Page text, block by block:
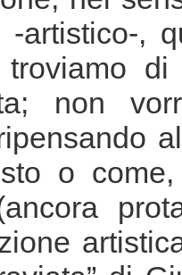
-artistico-,
di
non
o